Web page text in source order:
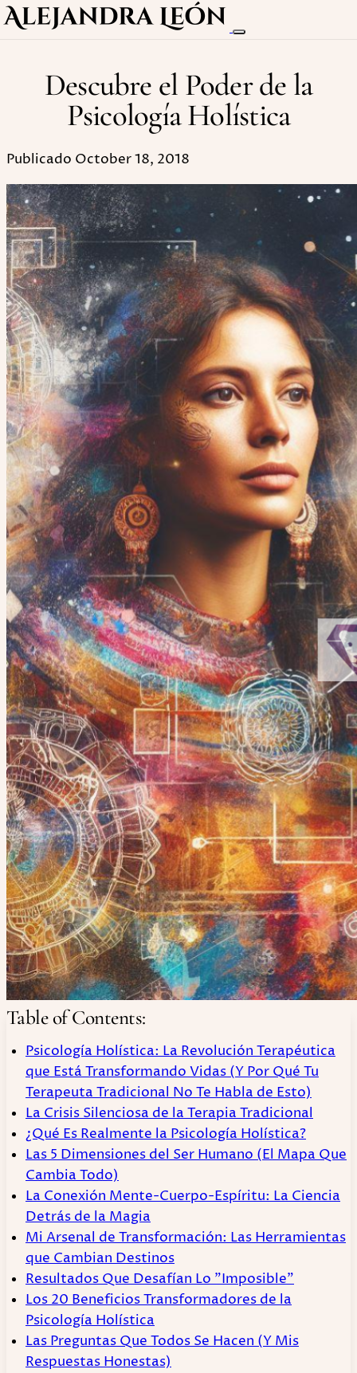
Descubre el Poder de la
Psicología Holística
Publicado October 18, 2018
Table of Contents:
Psicología Holística: La Revolución Terapéutica
que Está Transformando Vidas (Y Por Qué Tu
Terapeuta Tradicional No Te Habla de Esto)
La Crisis Silenciosa de la Terapia Tradicional
¿Qué Es Realmente la Psicología Holística?
Las 5 Dimensiones del Ser Humano (El Mapa Que
Cambia Todo)
La Conexión Mente-Cuerpo-Espíritu: La Ciencia
Detrás de la Magia
Mi Arsenal de Transformación: Las Herramientas
que Cambian Destinos
Resultados Que Desafían Lo "Imposible"
Los 20 Beneficios Transformadores de la
Psicología Holística
Las Preguntas Que Todos Se Hacen (Y Mis
Respuestas Honestas)